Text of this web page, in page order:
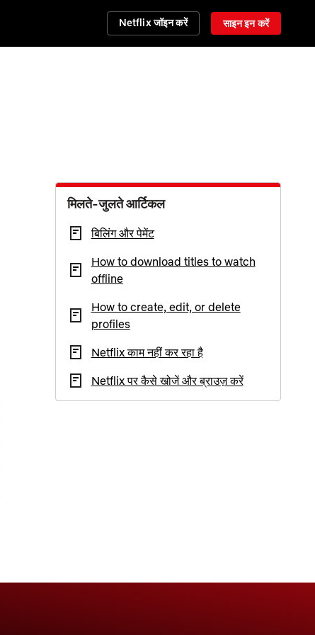
Netflix जॉइन करें साइन इन करें
मिलते-जुलते आर्टिकल
बिलिंग और पेमेंट
How to download titles to watch
offline
How to create, edit, or delete
profiles
Netflix काम नहीं कर रहा है
Netflix पर कैसे खोजें और ब्राउज़ करें